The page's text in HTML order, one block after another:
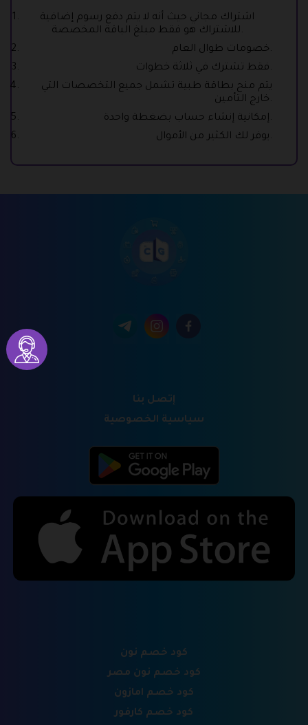
اشتراك مجاني حيث أنه لا يتم دفع رسوم إضافية
للاشتراك هو فقط مبلغ الباقة المخصصة.
خصومات طوال العام.
فقط تشترك في ثلاثة خطوات.
يتم منح بطاقة طبية تشمل جميع التخصصات التي
خارج التأمين.
إمكانية إنشاء حساب بضغطة واحدة.
يوفر لك الكثير من الأموال.
إتصل بنا
سياسية الخصوصية
كود خصم نون
كود خصم نون مصر
كود خصم امازون
كود خصم كارفور